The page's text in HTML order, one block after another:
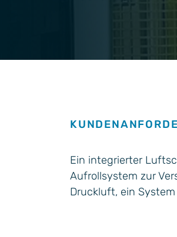
Allgemeine Industriean
Ein integrierter
Aufrollsystem zur
Druckluft, ein